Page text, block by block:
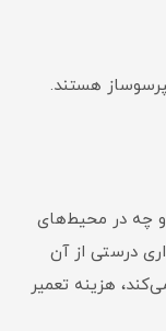
هستند.
و چه در محیط‌های
درستی از آن
هزینه تعمیر